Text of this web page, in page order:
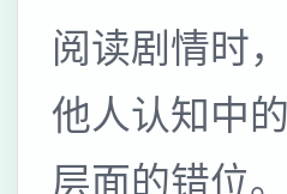
阅读剧情时
他人认知中
层面的错位